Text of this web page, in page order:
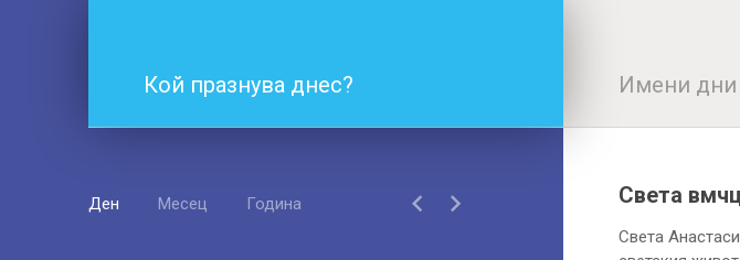
Кой празнува днес? Имени дни
Ден Месец Година Света
Света